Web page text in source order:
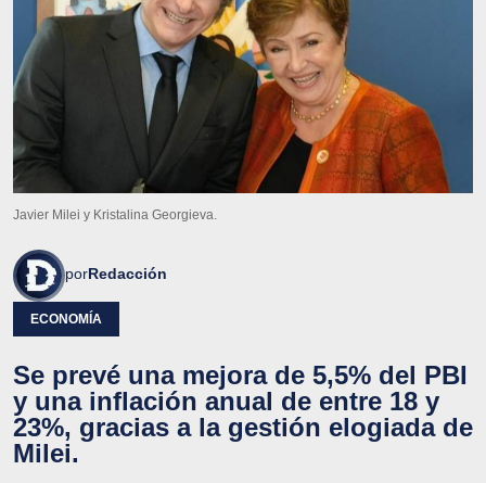
Javier Milei y Kristalina Georgieva.
porRedacción
ECONOMÍA
Se prevé una mejora de 5,5% del PBI
y una inflación anual de entre 18 y
23%, gracias a la gestión elogiada de
Milei.